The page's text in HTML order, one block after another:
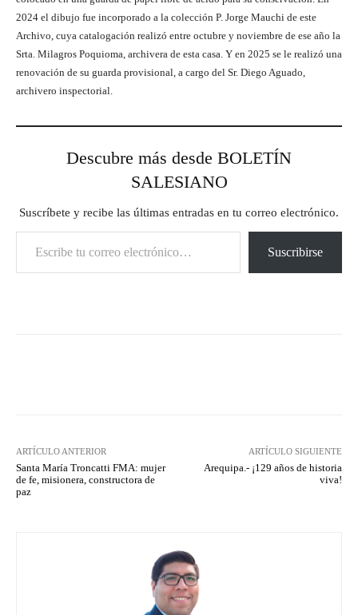
2024 el dibujo fue incorporado a la colección P. Jorge Mauchi de este
Archivo, cuya catalogación realizó entre octubre y noviembre de ese año la
Srta. Milagros Poquioma, archivera de esta casa. Y en 2025 se le realizó una
renovación de su guarda provisional, a cargo del Sr. Diego Aguado,
archivero inspectorial.
Descubre más desde BOLETÍN
SALESIANO
Suscríbete y recibe las últimas entradas en tu correo electrónico.
Escribe tu correo electrónico…
Suscribirse
ARTÍCULO ANTERIOR
Santa María Troncatti FMA: mujer
de fe, misionera, constructora de
paz
ARTÍCULO SIGUIENTE
Arequipa.- ¡129 años de historia
viva!